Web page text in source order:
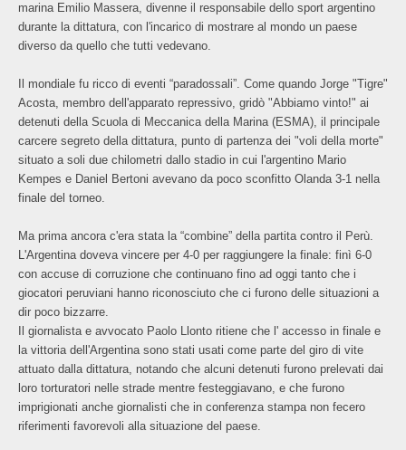
marina Emilio Massera, divenne il responsabile dello sport argentino
durante la dittatura, con l'incarico di mostrare al mondo un paese
diverso da quello che tutti vedevano.
Il mondiale fu ricco di eventi “paradossali”. Come quando Jorge "Tigre"
Acosta, membro dell'apparato repressivo, gridò "Abbiamo vinto!" ai
detenuti della Scuola di Meccanica della Marina (ESMA), il principale
carcere segreto della dittatura, punto di partenza dei "voli della morte"
situato a soli due chilometri dallo stadio in cui l'argentino Mario
Kempes e Daniel Bertoni avevano da poco sconfitto Olanda 3-1 nella
finale del torneo.
Ma prima ancora c'era stata la “combine” della partita contro il Perù.
L'Argentina doveva vincere per 4-0 per raggiungere la finale: finì 6-0
con accuse di corruzione che continuano fino ad oggi tanto che i
giocatori peruviani hanno riconosciuto che ci furono delle situazioni a
dir poco bizzarre.
Il giornalista e avvocato Paolo Llonto ritiene che l' accesso in finale e
la vittoria dell'Argentina sono stati usati come parte del giro di vite
attuato dalla dittatura, notando che alcuni detenuti furono prelevati dai
loro torturatori nelle strade mentre festeggiavano, e che furono
imprigionati anche giornalisti che in conferenza stampa non fecero
riferimenti favorevoli alla situazione del paese.